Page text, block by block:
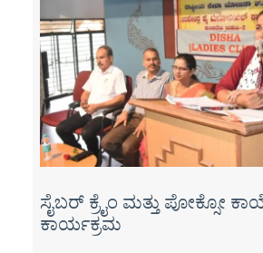
ಸೈಬರ್ ಕ್ರೈಂ ಮತ್ತು ಪೋಕ್ಸೋ
ಕಾರ್ಯಕ್ರಮ